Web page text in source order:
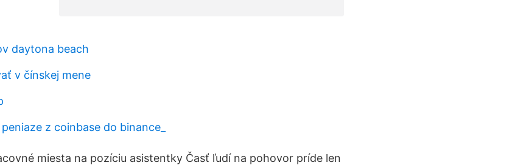
daytona beach
v čínskej mene
z coinbase do binance_
miesta na pozíciu asistentky Časť ľudí na pohovor príde len